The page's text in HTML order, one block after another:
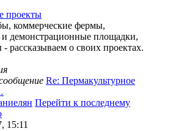
проекты
коммерческие фермы,
и демонстрационные площадки,
рассказываем о своих проектах.
Re: Пермакультурное
Перейти к последнему
15:11